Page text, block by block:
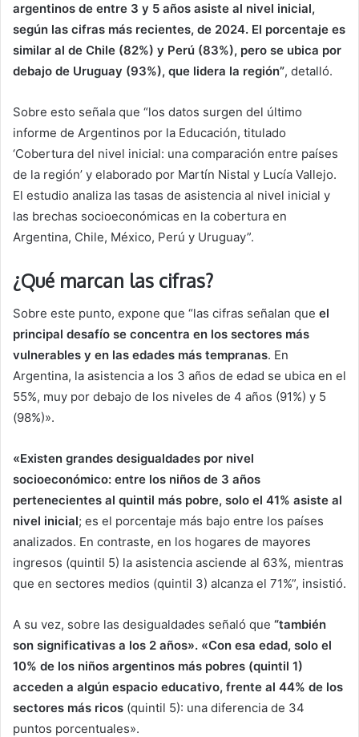
argentinos de entre 3 y 5 años asiste al nivel inicial,
según las cifras más recientes, de 2024. El porcentaje es
similar al de Chile (82%) y Perú (83%), pero se ubica por
debajo de Uruguay (93%), que lidera la región”, detalló.
Sobre esto señala que “los datos surgen del último
informe de Argentinos por la Educación, titulado
‘Cobertura del nivel inicial: una comparación entre países
de la región’ y elaborado por Martín Nistal y Lucía Vallejo.
El estudio analiza las tasas de asistencia al nivel inicial y
las brechas socioeconómicas en la cobertura en
Argentina, Chile, México, Perú y Uruguay”.
¿Qué marcan las cifras?
Sobre este punto, expone que “las cifras señalan que el
principal desafío se concentra en los sectores más
vulnerables y en las edades más tempranas. En
Argentina, la asistencia a los 3 años de edad se ubica en el
55%, muy por debajo de los niveles de 4 años (91%) y 5
(98%)».
«Existen grandes desigualdades por nivel
socioeconómico: entre los niños de 3 años
pertenecientes al quintil más pobre, solo el 41% asiste al
nivel inicial; es el porcentaje más bajo entre los países
analizados. En contraste, en los hogares de mayores
ingresos (quintil 5) la asistencia asciende al 63%, mientras
que en sectores medios (quintil 3) alcanza el 71%”, insistió.
A su vez, sobre las desigualdades señaló que “también
son significativas a los 2 años». «Con esa edad, solo el
10% de los niños argentinos más pobres (quintil 1)
acceden a algún espacio educativo, frente al 44% de los
sectores más ricos (quintil 5): una diferencia de 34
puntos porcentuales».